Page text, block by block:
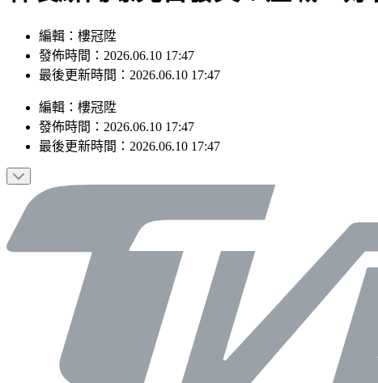
編輯：樓冠陞
發佈時間：2026.06.10 17:47
最後更新時間：2026.06.10 17:47
編輯 ： 樓冠陞
發佈時間： 2026.06.10 17:47
最後更新時間： 2026.06.10 17:47